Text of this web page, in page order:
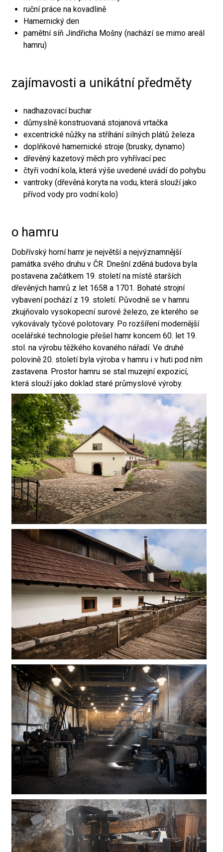
ruční práce na kovadlině
Hamernický den
pamětní síň Jindřicha Mošny (nachází se mimo areál
hamru)
zajímavosti a unikátní předměty
nadhazovací buchar
důmyslně konstruovaná stojanová vrtačka
excentrické nůžky na stříhání silných plátů železa
doplňkové hamernické stroje (brusky, dynamo)
dřevěný kazetový měch pro vyhřívací pec
čtyři vodní kola, která výše uvedené uvádí do pohybu
vantroky (dřevěná koryta na vodu, která slouží jako
přívod vody pro vodní kolo)
o hamru
Dobřívský horní hamr je největší a nejvýznamnější
památka svého druhu v ČR. Dnešní zděná budova byla
postavena začátkem 19. století na místě starších
dřevěných hamrů z let 1658 a 1701. Bohaté strojní
vybavení pochází z 19. století. Původně se v hamru
zkujňovalo vysokopecní surové železo, ze kterého se
vykovávaly tyčové polotovary. Po rozšíření modernější
ocelářské technologie přešel hamr koncem 60. let 19.
stol. na výrobu těžkého kovaného nářadí. Ve druhé
polovině 20. století byla výroba v hamru i v huti pod ním
zastavena. Prostor hamru se stal muzejní expozicí,
která slouží jako doklad staré průmyslové výroby.